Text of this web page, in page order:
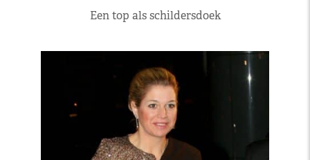
Een top als schildersdoek